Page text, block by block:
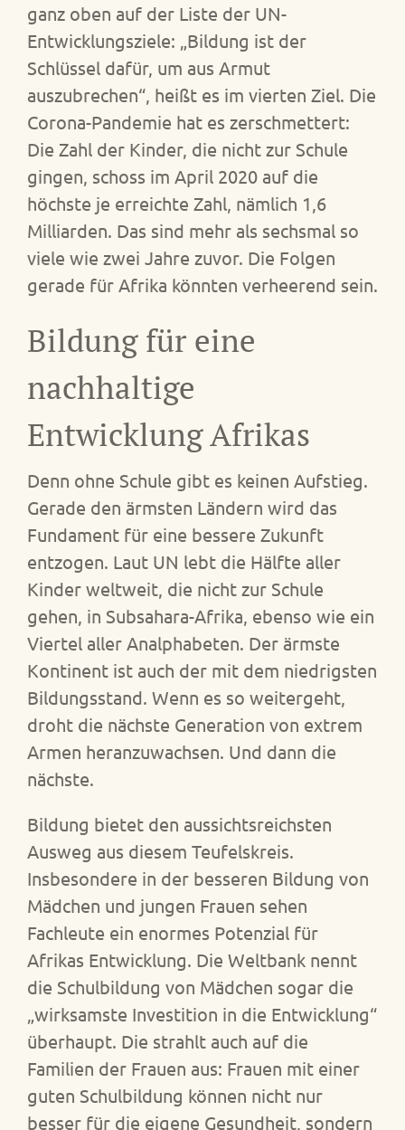
ganz oben auf der Liste der UN-
Entwicklungsziele: „Bildung ist der
Schlüssel dafür, um aus Armut
auszubrechen“, heißt es im vierten Ziel. Die
Corona-Pandemie hat es zerschmettert:
Die Zahl der Kinder, die nicht zur Schule
gingen, schoss im April 2020 auf die
höchste je erreichte Zahl, nämlich 1,6
Milliarden. Das sind mehr als sechsmal so
viele wie zwei Jahre zuvor. Die Folgen
gerade für Afrika könnten verheerend sein.
Bildung für eine
nachhaltige
Entwicklung Afrikas
Denn ohne Schule gibt es keinen Aufstieg.
Gerade den ärmsten Ländern wird das
Fundament für eine bessere Zukunft
entzogen. Laut UN lebt die Hälfte aller
Kinder weltweit, die nicht zur Schule
gehen, in Subsahara-Afrika, ebenso wie ein
Viertel aller Analphabeten. Der ärmste
Kontinent ist auch der mit dem niedrigsten
Bildungsstand. Wenn es so weitergeht,
droht die nächste Generation von extrem
Armen heranzuwachsen. Und dann die
nächste.
Bildung bietet den aussichtsreichsten
Ausweg aus diesem Teufelskreis.
Insbesondere in der besseren Bildung von
Mädchen und jungen Frauen sehen
Fachleute ein enormes Potenzial für
Afrikas Entwicklung. Die Weltbank nennt
die Schulbildung von Mädchen sogar die
„wirksamste Investition in die Entwicklung“
überhaupt. Die strahlt auch auf die
Familien der Frauen aus: Frauen mit einer
guten Schulbildung können nicht nur
besser für die eigene Gesundheit, sondern